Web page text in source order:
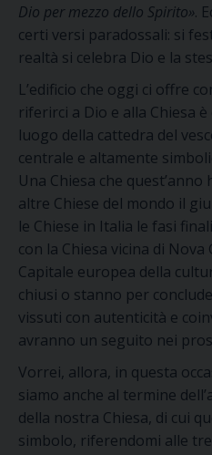
Dio per mezzo dello Spirito».
certi versi paradossali: si
realtà si celebra Dio e la
L’edificio che oggi ci offre
riferirci a Dio e alla Chiesa
luogo della cattedra del
centrale e altamente
Una Chiesa che
altre Chiese del mondo il
le Chiese in Italia le fasi
con la Chiesa vicina di Nova
Capitale europea della
chiusi o stanno per
vissuti con autenticità e
avranno un seguito nei
Vorrei, allora, in questa
siamo anche al termine
della nostra Chiesa, di cui
simbolo, riferendomi alle